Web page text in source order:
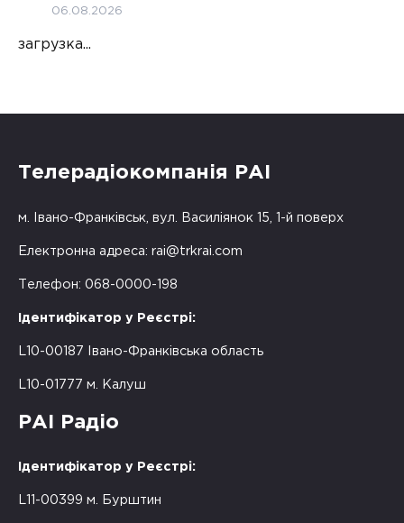
06.08.2026
загрузка...
Телерадіокомпанія РАІ
м. Івано-Франківськ, вул. Василіянок 15, 1-й поверх
Електронна адреса: rai@trkrai.com
Телефон: 068-0000-198
Ідентифікатор у Реєстрі:
L10-00187 Івано-Франківська область
L10-01777 м. Калуш
РАІ Радіо
Ідентифікатор у Реєстрі:
L11-00399 м. Бурштин